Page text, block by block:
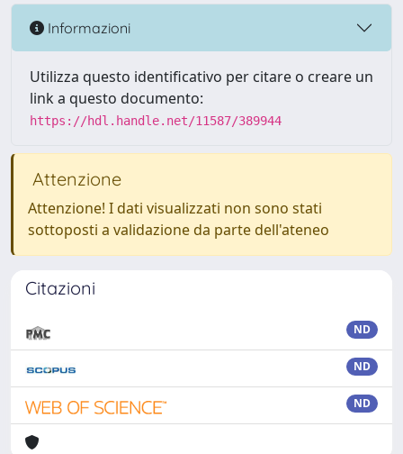
Informazioni
Utilizza questo identificativo per citare o creare un
link a questo documento:
https://hdl.handle.net/11587/389944
Attenzione
Attenzione! I dati visualizzati non sono stati
sottoposti a validazione da parte dell'ateneo
Citazioni
ND
ND
ND